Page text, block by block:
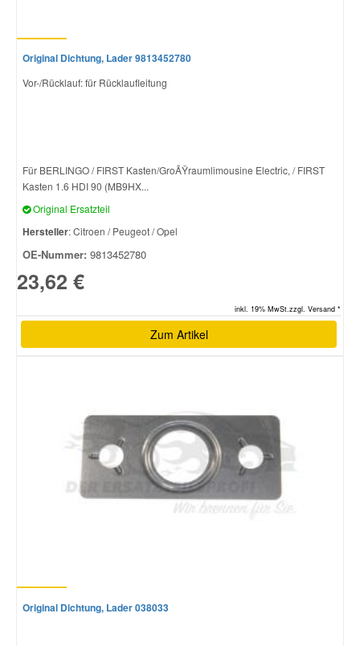
Original Dichtung, Lader 9813452780
Vor-/Rücklauf: für Rücklaufleitung
Für BERLINGO / FIRST Kasten/GroÃŸraumlimousine Electric, / FIRST
Kasten 1.6 HDI 90 (MB9HX...
Original Ersatzteil
Hersteller: Citroen / Peugeot / Opel
OE-Nummer: 9813452780
23,62 €
inkl. 19% MwSt.zzgl. Versand *
Zum Artikel
Original Dichtung, Lader 038033